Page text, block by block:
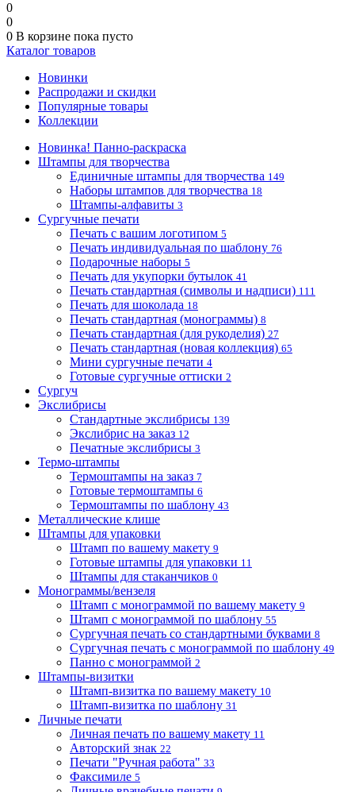
0
0
0 В корзине пока пусто
Каталог товаров
Новинки
Распродажи и скидки
Популярные товары
Коллекции
Новинка! Панно-раскраска
Штампы для творчества
Единичные штампы для творчества 149
Наборы штампов для творчества 18
Штампы-алфавиты 3
Сургучные печати
Печать с вашим логотипом 5
Печать индивидуальная по шаблону 76
Подарочные наборы 5
Печать для укупорки бутылок 41
Печать стандартная (символы и надписи) 111
Печать для шоколада 18
Печать стандартная (монограммы) 8
Печать стандартная (для рукоделия) 27
Печать стандартная (новая коллекция) 65
Мини сургучные печати 4
Готовые сургучные оттиски 2
Сургуч
Экслибрисы
Стандартные экслибрисы 139
Экслибрис на заказ 12
Печатные экслибрисы 3
Термо-штампы
Термоштампы на заказ 7
Готовые термоштампы 6
Термоштампы по шаблону 43
Металлические клише
Штампы для упаковки
Штамп по вашему макету 9
Готовые штампы для упаковки 11
Штампы для стаканчиков 0
Монограммы/вензеля
Штамп с монограммой по вашему макету 9
Штамп с монограммой по шаблону 55
Сургучная печать со стандартными буквами 8
Сургучная печать с монограммой по шаблону 49
Панно с монограммой 2
Штампы-визитки
Штамп-визитка по вашему макету 10
Штамп-визитка по шаблону 31
Личные печати
Личная печать по вашему макету 11
Авторский знак 22
Печати "Ручная работа" 33
Факсимиле 5